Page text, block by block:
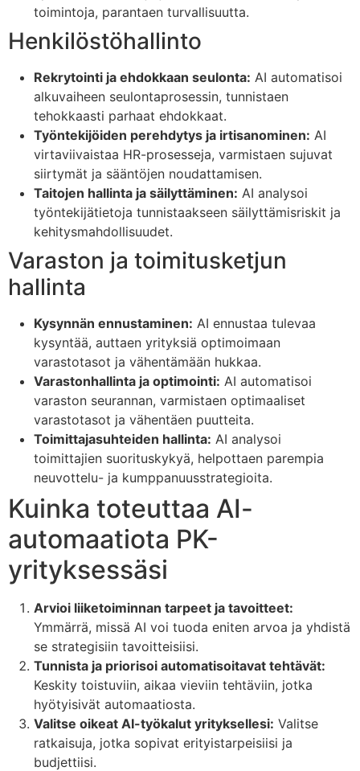
toimintoja, parantaen turvallisuutta.
Henkilöstöhallinto
Rekrytointi ja ehdokkaan seulonta: AI automatisoi
alkuvaiheen seulontaprosessin, tunnistaen
tehokkaasti parhaat ehdokkaat.
Työntekijöiden perehdytys ja irtisanominen: AI
virtaviivaistaa HR-prosesseja, varmistaen sujuvat
siirtymät ja sääntöjen noudattamisen.
Taitojen hallinta ja säilyttäminen: AI analysoi
työntekijätietoja tunnistaakseen säilyttämisriskit ja
kehitysmahdollisuudet.
Varaston ja toimitusketjun
hallinta
Kysynnän ennustaminen: AI ennustaa tulevaa
kysyntää, auttaen yrityksiä optimoimaan
varastotasot ja vähentämään hukkaa.
Varastonhallinta ja optimointi: AI automatisoi
varaston seurannan, varmistaen optimaaliset
varastotasot ja vähentäen puutteita.
Toimittajasuhteiden hallinta: AI analysoi
toimittajien suorituskykyä, helpottaen parempia
neuvottelu- ja kumppanuusstrategioita.
Kuinka toteuttaa AI-
automaatiota PK-
yrityksessäsi
Arvioi liiketoiminnan tarpeet ja tavoitteet:
Ymmärrä, missä AI voi tuoda eniten arvoa ja yhdistä
se strategisiin tavoitteisiisi.
Tunnista ja priorisoi automatisoitavat tehtävät:
Keskity toistuviin, aikaa vieviin tehtäviin, jotka
hyötyisivät automaatiosta.
Valitse oikeat AI-työkalut yrityksellesi: Valitse
ratkaisuja, jotka sopivat erityistarpeisiisi ja
budjettiisi.